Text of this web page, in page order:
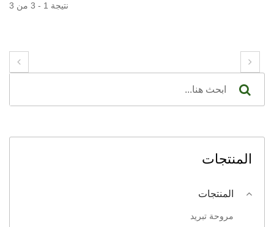
نتيجة 1 - 3 من 3
المنتجات
المنتجات
مروحة تبريد